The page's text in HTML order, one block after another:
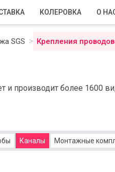
КОЛЕРОВКА О
SGS Крепления проводов
и производит более 1600
Каналы Монтажные